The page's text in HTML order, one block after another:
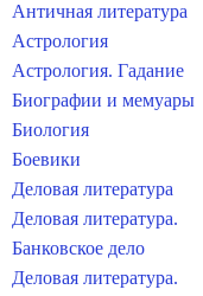
Античная литература
Астрология
Астрология. Гадание
Биографии и мемуары
Биология
Боевики
Деловая литература
Деловая литература.
Банковское дело
Деловая литература.